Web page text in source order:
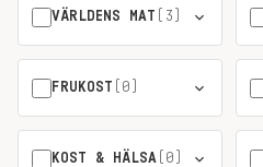
VÄRLDENS MAT (3)
FRUKOST (0)
KOST & HÄLSA (0)